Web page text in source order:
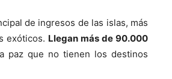
de ingresos de las islas, más
exóticos. Llegan más de 90.000
paz que no tienen los destinos